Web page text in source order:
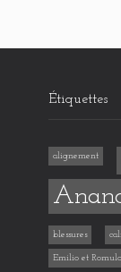
Étiquettes
alignement
blessures
Emilio et Romulo